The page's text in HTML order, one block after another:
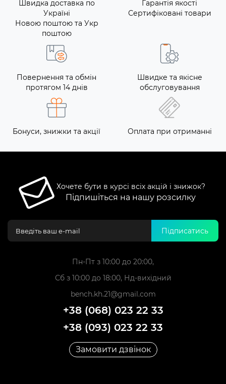
Швидка доставка по
Україні
Новою поштою та Укр
поштою
Гарантія якості
Сертифіковані товари
Повернення та обмін
протягом 14 днів
Швидке та якісне
обслуговування
Бонуси, знижки та акції Оплата при отриманні
Хочете бути в курсі всіх акцій і знижок?
Підпишіться на нашу розсилку
Підписатись
Пн-Пт з 10:00 до 20:00,
Сб з 10:00 до 18:00, Нд-вихідний
bench.kh.21@gmail.com
+38 (068) 023 22 33
+38 (093) 023 22 33
Замовити дзвінок